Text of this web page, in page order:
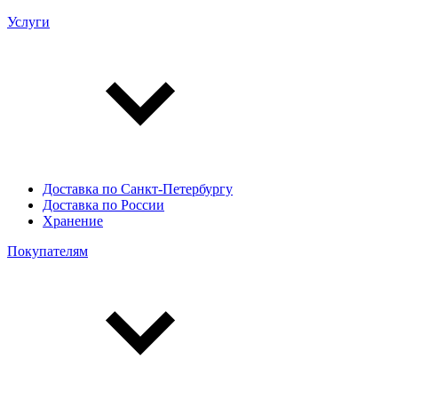
Услуги
Доставка по Санкт-Петербургу
Доставка по России
Хранение
Покупателям